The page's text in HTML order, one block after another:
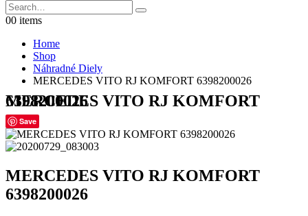
00 items
Home
Shop
Náhradné Diely
MERCEDES VITO RJ KOMFORT 6398200026
MERCEDES VITO RJ KOMFORT 6398200026
Save
MERCEDES VITO RJ KOMFORT
6398200026